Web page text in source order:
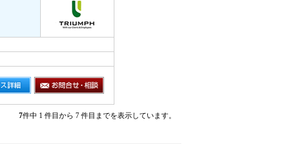
7件中 1 件目から 7 件目までを表示しています。